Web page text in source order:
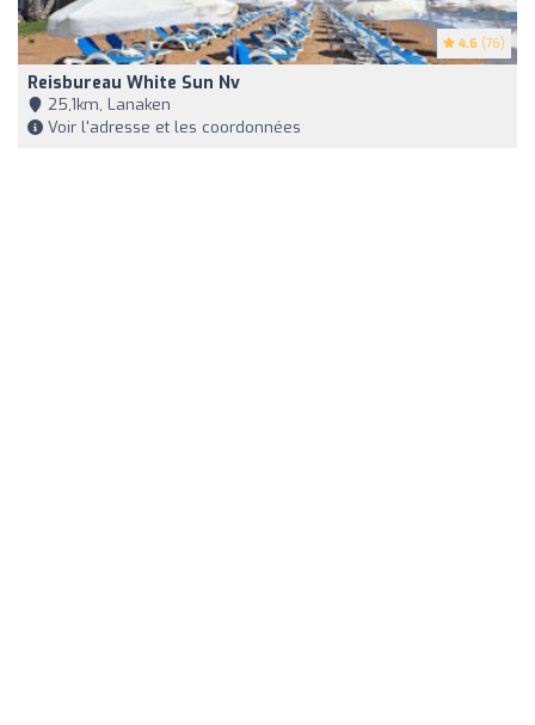
4.6 (76)
Reisbureau White Sun Nv
25,1km, Lanaken
Voir l'adresse et les coordonnées